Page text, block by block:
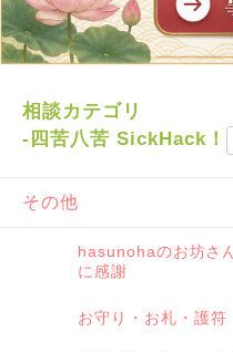
相談カテゴリ
-四苦八苦 SickHack！
その他
hasunohaのお坊さ
に感謝
お守り・お札・護符